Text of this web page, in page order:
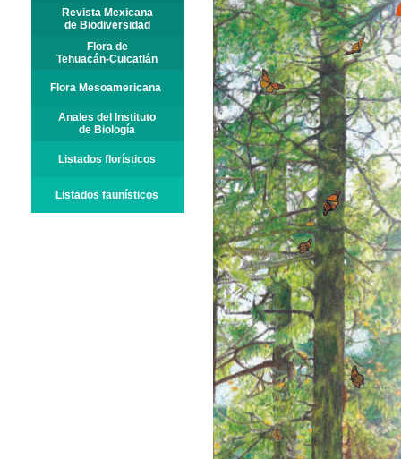
Revista Mexicana
de Biodiversidad
Flora de
Tehuacán-Cuicatlán
Flora Mesoamericana
Anales del Instituto
de Biología
Listados florísticos
Listados faunísticos